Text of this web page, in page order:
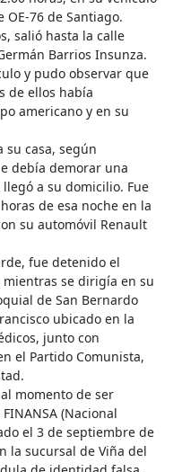
OE-76 de Santiago.
salió hasta la calle
Barrios Insunza.
y pudo observar que
de ellos había
americano y en su
su casa, según
debía demorar una
a su domicilio. Fue
de esa noche en la
su automóvil Renault
fue detenido el
se dirigía en su
de San Bernardo
ubicado en la
junto con
el Partido Comunista,
momento de ser
(Nacional
el 3 de septiembre de
la sucursal de Viña del